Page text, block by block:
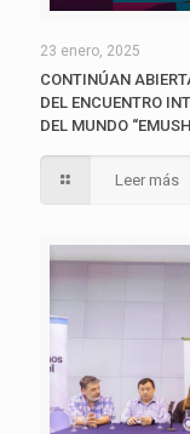
23 enero, 2025
CONTINÚAN
DEL ENCUENTRO
DEL MUNDO
Leer más